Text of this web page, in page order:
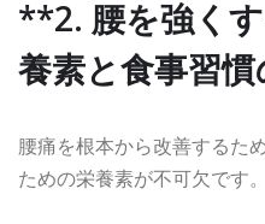
**2. 腰を強く
養素と食事習慣
腰痛を根本から改善するため
ための栄養素が不可欠です。